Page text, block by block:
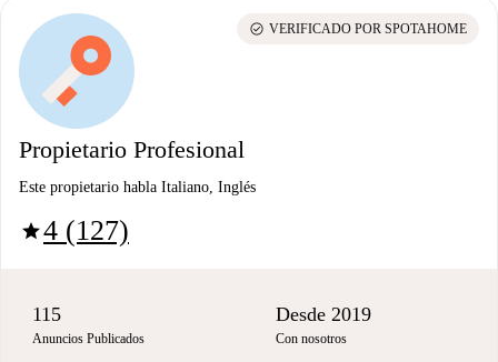
Propietario Profesional
Este propietario habla Italiano, Inglés
star4 (127)
check_circle VERIFICADO POR SPOTAHOME
115
Anuncios Publicados
Desde 2019
Con nosotros